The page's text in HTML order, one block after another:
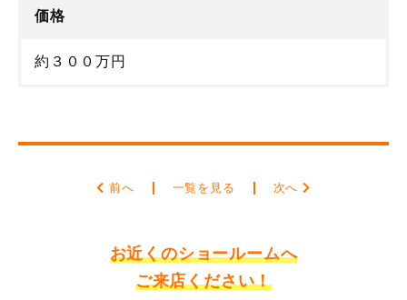
価格
約３００万円
前へ 一覧を見る 次へ
お近くのショールームへ
ご来店ください！